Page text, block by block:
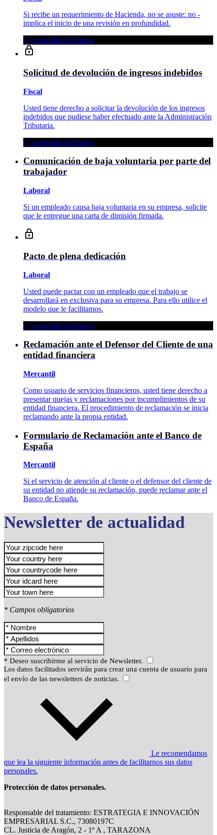
Si recibe un requerimiento de Hacienda, no se asuste: no­ ­
implica el inicio de una revisión en profundidad.
contenido exclusivo
Solicitud de devolución de ingresos indebidos
Fiscal
Usted tiene derecho a solicitar la devolución de los ingresos
indebidos que pudiese haber efectuado ante la Administración
Tributaria.
contenido exclusivo
Comunicación de baja voluntaria por parte del
trabajador
Laboral
Si un empleado causa baja voluntaria en su empresa, solicite
que le entregue una carta de dimisión firmada.
Pacto de plena dedicación
Laboral
Usted puede pactar con un empleado que el trabajo se
desarrollará en exclusiva para su empresa. Para ello utilice el
modelo que le facilitamos.
contenido exclusivo
Reclamación ante el Defensor del Cliente de una
entidad financiera
Mercantil
Como usuario de servicios financieros, usted tiene derecho a
presentar quejas y reclamaciones por incumplimientos de su
entidad financiera. El procedimiento de reclamación se inicia
reclamando ante la propia entidad.
Formulario de Reclamación ante el Banco de
España
Mercantil
Si el servicio de atención al cliente o el defensor del cliente de
su entidad no atiende su reclamación, puede reclamar ante el
Banco de España.
Newsletter de actualidad
* Campos obligatorios
* Deseo suscribirme al servicio de Newsletter.
Los datos facilitados servirán para crear una cuenta de usuario para
el envío de las newsletters de noticias.
Le recomendamos
que lea la siguiente información antes de facilitarnos sus datos
personales.
Protección de datos personales.
Responsable del tratamiento: ESTRATEGIA E INNOVACIÓN
EMPRESARIAL S.C., 73080197C
CL. Justicia de Aragón, 2 - 1º A , TARAZONA